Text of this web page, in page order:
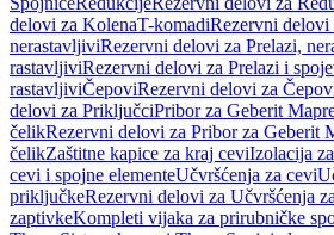
delovi za KolenaT-komadiRezervni delovi
nerastavljiviRezervni delovi za Prelazi,
rastavljiviRezervni delovi za Prelazi i
rastavljiviČepoviRezervni delovi za
delovi za PriključciPribor za Geberit
čelikRezervni delovi za Pribor za Geberit
čelikZaštitne kapice za kraj ceviIzolacija
cevi i spojne elementeUčvršćenja za cevi
priključkeRezervni delovi za Učvršćenja
zaptivkeKompleti vijaka za prirubničke